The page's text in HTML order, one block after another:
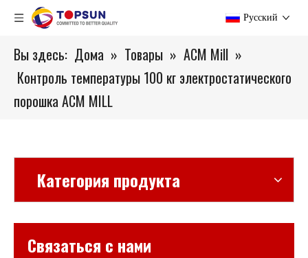
Pусский
Вы здесь: Дома » Товары » ACM Mill »
Контроль температуры 100 кг электростатического
порошка ACM MILL
Категория продукта
Связаться с нами